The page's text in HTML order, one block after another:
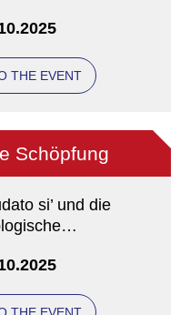
THE EVENT
Schöpfung
si’ und die